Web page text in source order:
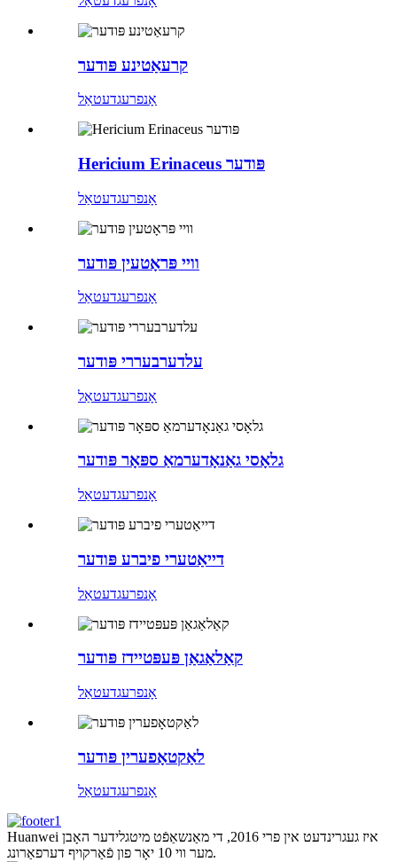
קרעאַטינע פּודער
אָנפרעגדעטאַל
Hericium Erinaceus פּודער
אָנפרעגדעטאַל
וויי פּראָטעין פּודער
אָנפרעגדעטאַל
עלדערבעררי פּודער
אָנפרעגדעטאַל
גלאָסי ​​​​גאַנאָדערמאַ ספּאָר פּודער
אָנפרעגדעטאַל
דייאַטערי פיברע פּודער
אָנפרעגדעטאַל
קאַלאַגאַן פּעפּטיידז פּודער
אָנפרעגדעטאַל
לאַקטאָפערין פּודער
אָנפרעגדעטאַל
Huanwei איז געגרינדעט אין פרי 2016, די מאַנשאַפֿט מיטגלידער האָבן
מער ווי 10 יאָר פון פֿאַרקויף דערפאַרונג.